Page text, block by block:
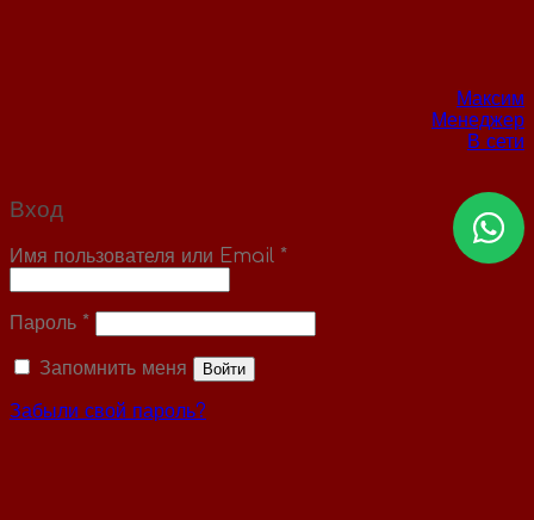
Максим
Менеджер
В сети
Вход
Имя пользователя или Email *
Пароль *
Запомнить меня Войти
Забыли свой пароль?